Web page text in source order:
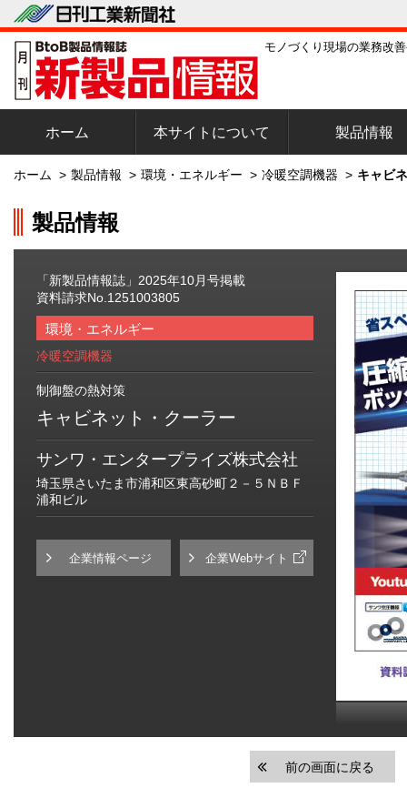
モノづくり現場の業務改
ホーム 本サイトについて 製品情報
ホーム > 製品情報 > 環境・エネルギー > 冷暖空調機器 > キャビ
製品情報
「新製品情報誌」2025年10月号掲載
資料請求No.1251003805
環境・エネルギー
冷暖空調機器
制御盤の熱対策
キャビネット・クーラー
サンワ・エンタープライズ株式会社
埼玉県さいたま市浦和区東高砂町２－５ＮＢＦ
浦和ビル
企業情報ページ 企業Webサイト
前の画面に戻る